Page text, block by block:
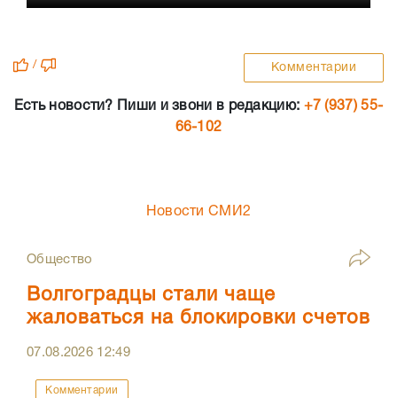
/ Комментарии
Есть новости? Пиши и звони в редакцию: +7 (937) 55-
66-102
Новости СМИ2
Общество
Волгоградцы стали чаще
жаловаться на блокировки счетов
07.08.2026 12:49
Комментарии